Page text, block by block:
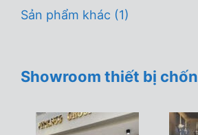
Sản phẩm khác (1)
Showroom thiết bị